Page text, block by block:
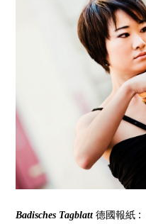
Badisches Tagblatt德國報紙 :